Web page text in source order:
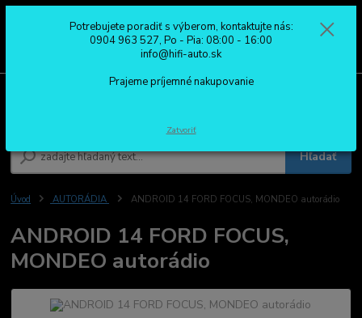
Hľadať
0904 963 527
Po - Pia: 08:00 - 16:00
Úvod AUTORÁDIA ANDROID 14 FORD FOCUS, MONDEO autorádio
ANDROID 14 FORD FOCUS,
MONDEO autorádio
Potrebujete poradiť s výberom, kontaktujte nás:
0904 963 527, Po - Pia: 08:00 - 16:00
info@hifi-auto.sk
Prajeme príjemné nakupovanie
Zatvoriť